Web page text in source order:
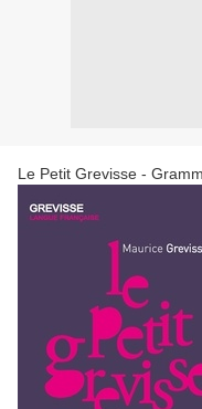
Le Petit Grevisse -